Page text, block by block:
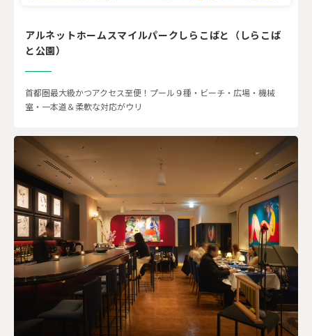
アルネットホームスマイルパークしらこばと（しらこば
と公園）
首都圏最大級かつアクセス至便！プール９種・ビーチ・広場・機械
室・一本道＆柔軟な対応がウリ